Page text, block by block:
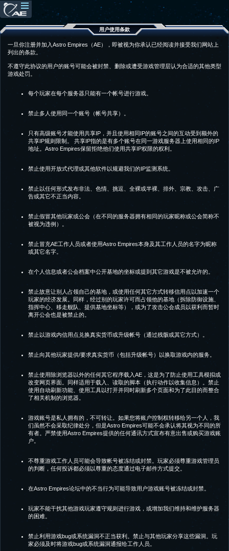
用户使用条款
一旦你注册并加入Astro Empires（AE），即被视为你承认已经阅读并接受我们网站上
列出的条款。
不遵守此协议的用户的账号可能会被封禁、删除或遭受游戏管理层认为合适的其他类型
游戏处罚。
每个玩家在每个服务器只能有一个帐号进行游戏。
禁止多人使用同一个账号（帐号共享）。
只有高级账号才能使用共享IP，并且使用相同IP的账号之间的互动受到额外的
共享IP规则限制。 共享IP指的是有多个账号在同一游戏服务器上使用相同的IP
地址。Astro Empires保留拒绝他们使用共享IP权限的权利。
禁止使用开放式代理或其他软件以规避我们的IP监测系统。
禁止以任何形式发布非法、色情、挑逗、全裸或半裸、排外、宗教、攻击、广
告或其它不正当内容。
禁止假冒其他玩家或公会（在不同的服务器拥有相同的玩家昵称或公会简称不
被视为违例）。
禁止冒充AE工作人员或者使用Astro Empires本身及其工作人员的名字为昵称
或其它名字。
在个人信息或者公会档案中公开基地的坐标或提到其它游戏是不被允许的。
禁止故意让别人占领自己的基地，或使用任何其它方式转移信用点以加速一个
玩家的经济发展。同样，经过别的玩家许可而占领他的基地（拆除防御设施、
指挥中心、移走舰队、提供基地坐标等），或为了攻击公会成员以获利而暂时
离开公会也是被禁止的。
禁止以游戏内信用点兑换真实货币或升级帐号（通过残骸或其它方式）。
禁止向其他玩家提供/要求真实货币（包括升级帐号）以换取游戏内的服务。
禁止使用除浏览器以外的任何其它程序载入AE，这是为了防止使用工具模拟或
改变网页界面。同样适用于载入、读取的脚本（执行动作以收集信息）。禁止
使用自动刷新功能、使用工具以打开并同时刷新多个页面和为了此目的而整合
了相关机制的浏览器。
游戏账号是私人拥有的，不可转让。如果您将账户控制权转移给另一个人，我
们虽然不会采取纪律处分，但是Astro Empires可能不会承认将其视为不同的所
有者。严禁使用Astro Empires提供的任何通讯方式宣布有意出售或购买游戏账
户。
不尊重游戏工作人员可能会导致帐号被冻结或封禁。玩家必须尊重游戏管理员
的判断，任何投诉都必须以尊重的态度通过电子邮件方式提交。
在Astro Empires论坛中的不当行为可能导致用户游戏账号被冻结或封禁。
玩家不能干扰其他游戏玩家遵守规则进行游戏，或增加我们维持和维护服务器
的困难。
禁止利用游戏bug或系统漏洞不正当获利。禁止与其他玩家分享这些漏洞。玩
家必须及时将游戏bug或系统漏洞通报给工作人员。